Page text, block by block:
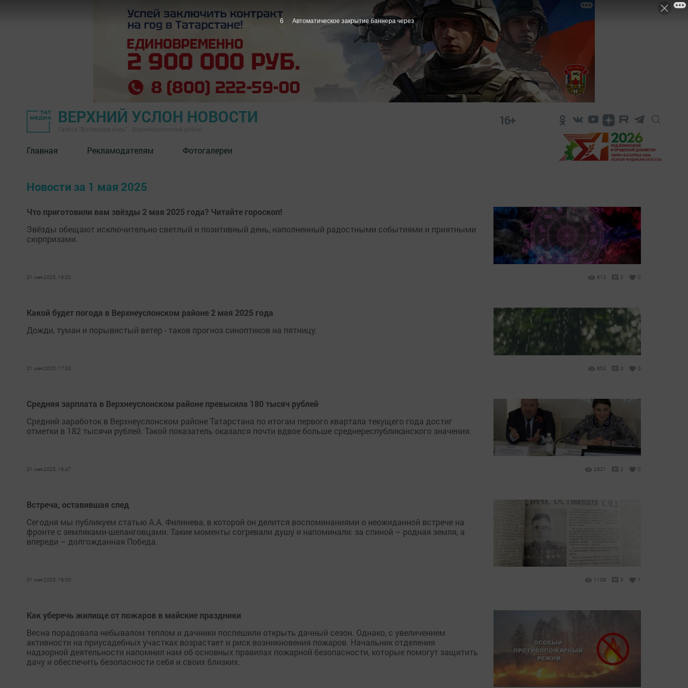
ВЕРХНИЙ УСЛОН НОВОСТИ 16+
Главная Рекламодателям Фотогалереи
Новости за 1 мая 2025
Что приготовили вам звёзды 2 мая 2025 года? Читайте гороскоп!
Звёзды обещают исключительно светлый и позитивный день, наполненный радостными событиями и приятными
сюрпризами.
01 мая 2025, 18:02 613 0 0
Какой будет погода в Верхнеуслонском районе 2 мая 2025 года
Дожди, туман и порывистый ветер - таков прогноз синоптиков на пятницу.
01 мая 2025, 17:33 853 0 0
Средняя зарплата в Верхнеуслонском районе превысила 180 тысяч рублей
Средний заработок в Верхнеуслонском районе Татарстана по итогам первого квартала текущего года достиг
отметки в 182 тысячи рублей. Такой показатель оказался почти вдвое больше среднереспубликанского значения.
01 мая 2025, 16:47 2921 2 0
Встреча, оставившая след
Сегодня мы публикуем статью А.А. Филинева, в которой он делится воспоминаниями о неожиданной встрече на
фронте с земляками-шеланговцами. Такие моменты согревали душу и напоминали: за спиной – родная земля, а
впереди – долгожданная Победа.
01 мая 2025, 16:00 1109 0 1
Как уберечь жилище от пожаров в майские праздники
Весна порадовала небывалом теплом и дачники поспешили открыть дачный сезон. Однако, с увеличением
активности на приусадебных участках возрастает и риск возникновения пожаров. Начальник отделения
надзорной деятельности напомнил нам об основных правилах пожарной безопасности, которые помогут защитить
дачу и обеспечить безопасности себя и своих близких.
5 Автоматическое закрытие баннера через